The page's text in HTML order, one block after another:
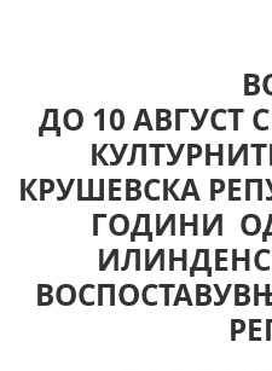
ВО
ДО 10 АВГУСТ
КРУШЕВСКА
ГОДИНИ